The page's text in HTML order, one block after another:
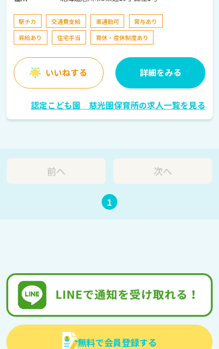
駅チカ 交通費支給 車通勤可
賞与あり
昇給あり
住宅手当 育休・産休制度あり
いいねする 詳細をみる
認定こども園 慈光園保育所の求人一覧を見る
前へ
1
次へ
無料で会員登録する